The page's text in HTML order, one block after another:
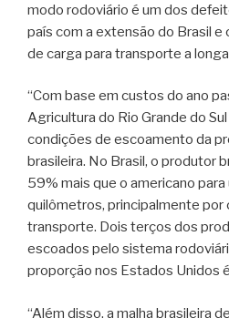
modo rodoviário é um dos
país com a extensão do Brasil
de carga para transporte a
“Com base em custos do ano
Agricultura do Rio Grande do
condições de escoamento da
brasileira. No Brasil, o produtor
59% mais que o americano
quilômetros, principalmente por
transporte. Dois terços dos
escoados pelo sistema
proporção nos Estados Unidos
“Além disso, a malha brasileira